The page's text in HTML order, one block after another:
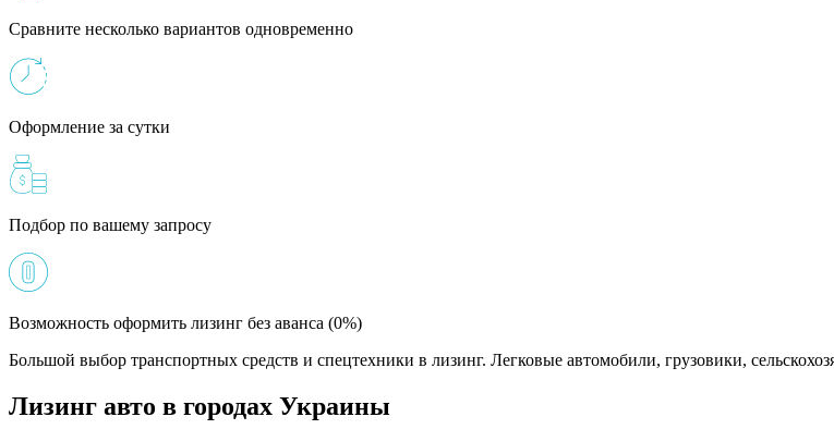
Сравните несколько вариантов одновременно
Оформление за сутки
Подбор по вашему запросу
Возможность оформить лизинг без аванса (0%)
Большой выбор транспортных средств и спецтехники в лизинг. Легковые автомобили, грузовики,
Лизинг авто в городах Украины